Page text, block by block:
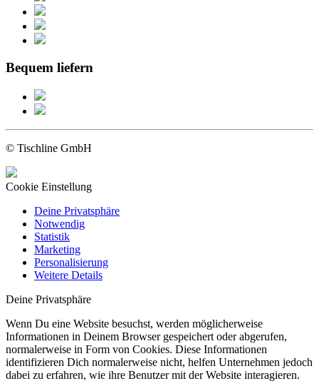
Bequem liefern
© Tischline GmbH
Cookie Einstellung
Deine Privatsphäre
Notwendig
Statistik
Marketing
Personalisierung
Weitere Details
Deine Privatsphäre
Wenn Du eine Website besuchst, werden möglicherweise
Informationen in Deinem Browser gespeichert oder abgerufen,
normalerweise in Form von Cookies. Diese Informationen
identifizieren Dich normalerweise nicht, helfen Unternehmen jedoch
dabei zu erfahren, wie ihre Benutzer mit der Website interagieren.